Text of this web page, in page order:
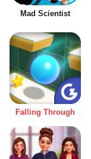
Mad Scientist
Falling Through